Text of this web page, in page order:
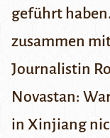
geführt
zusammen
Journalistin
Novastan: Wa
in Xinjiang